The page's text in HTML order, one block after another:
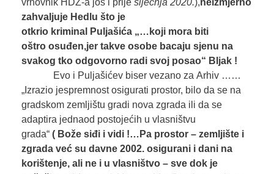
vrhovnik HDZ-a još i prije siječnja 2020.),neizmjerno
zahvaljujeHedlu što je
otkrio kriminal Puljašića „… koji mora biti
oštro osuđen,jer takve osobe bacaju sjenu na
svakog tko odgovorno radi svoj posao“ Bljak !
Evo i Puljašićev biser vezano za Arhiv ……
„Izrazio jespremnost osigurati prostor, bilo da se na
gradskom zemljištu gradi nova zgrada ili da se
adaptira jednaod postojećih u vlasništvu
grada“ ( Bože siđi ividi!… Pa prostor – zemljište i
zgrada većsu davne 2002.osigurani i dani na
korištenje,ali ne i u vlasništvo–svedok je